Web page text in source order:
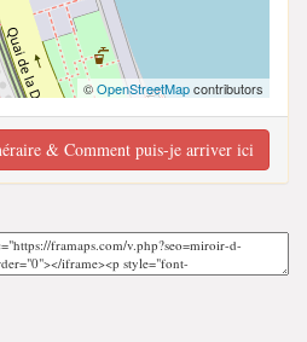
©OpenStreetMapcontributors
& Comment puis-je arriver ici